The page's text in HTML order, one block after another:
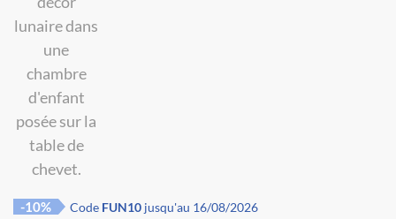
-10% Code FUN10 jusqu'au 16/08/2026